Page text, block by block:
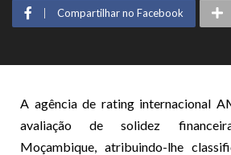
Compartilhar no Facebook
A agência de rating internacional
avaliação de solidez
Moçambique, atribuindo-lhe